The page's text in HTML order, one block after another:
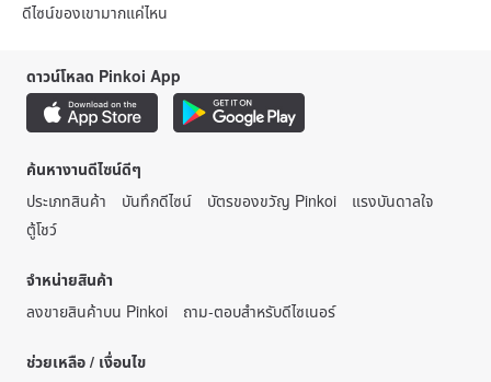
ดีไซน์ของเขามากแค่ไหน
ดาวน์โหลด Pinkoi App
ค้นหางานดีไซน์ดีๆ
ประเภทสินค้า
บันทึกดีไซน์ บัตรของขวัญ Pinkoi
แรงบันดาลใจ
ตู้โชว์
จำหน่ายสินค้า
ลงขายสินค้าบน Pinkoi
ถาม-ตอบสำหรับดีไซเนอร์
ช่วยเหลือ / เงื่อนไข